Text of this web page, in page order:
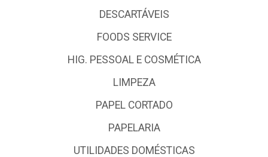
DESCARTÁVEIS
FOODS SERVICE
HIG. PESSOAL E COSMÉTICA
LIMPEZA
PAPEL CORTADO
PAPELARIA
UTILIDADES DOMÉSTICAS